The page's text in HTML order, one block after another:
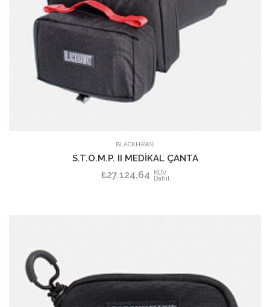
SEPETE EKLE
BLACKHAWK
S.T.O.M.P. II MEDİKAL ÇANTA
₺27.124,64 KDV
Dahil